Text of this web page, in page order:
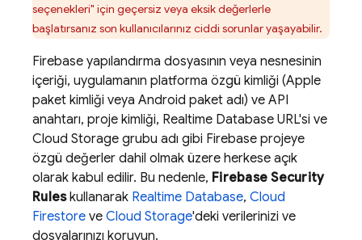
seçenekleri" için geçersiz veya eksik değerlerle
başlatırsanız son kullanıcılarınız ciddi sorunlar yaşayabilir.
Firebase yapılandırma dosyasının veya nesnesinin
içeriği, uygulamanın platforma özgü kimliği (Apple
paket kimliği veya Android paket adı) ve API
anahtarı, proje kimliği, Realtime Database URL'si ve
Cloud Storage grubu adı gibi Firebase projeye
özgü değerler dahil olmak üzere herkese açık
olarak kabul edilir. Bu nedenle, Firebase Security
Ruleskullanarak Realtime Database,Cloud
Firestore ve Cloud Storage'deki verilerinizi ve
dosyalarınızı koruyun.